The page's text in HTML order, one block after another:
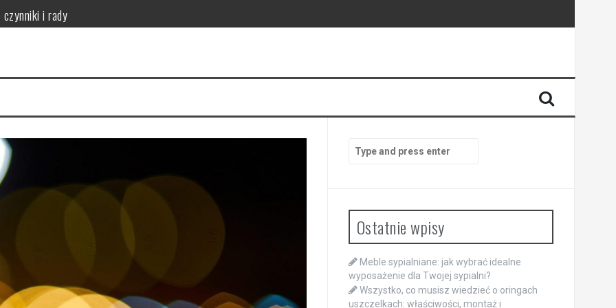
czynniki i rady
Kluczowe czynniki i porady
redukcji tkanki tłuszczowej
do analizy
dla Twojej sypialni?
właściwości, montaż i zastosowanie
Search
for:
Ostatnie wpisy
Meble sypialniane: jak wybrać idealne
wyposażenie dla Twojej sypialni?
Wszystko, co musisz wiedzieć o oringach
uszczelkach: właściwości, montaż i